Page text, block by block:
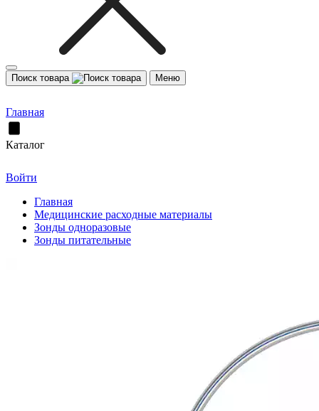
Поиск товара Меню
Главная
Каталог
Войти
Главная
Медицинские расходные материалы
Зонды одноразовые
Зонды питательные